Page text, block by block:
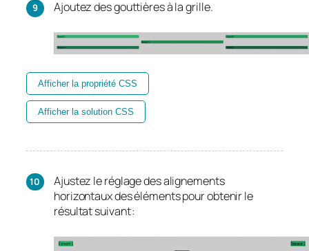
Ajoutez des gouttières à la grille.
Afficher la propriété CSS
Afficher la solution CSS
Ajustez le réglage des alignements
horizontaux des éléments pour obtenir le
résultat suivant :